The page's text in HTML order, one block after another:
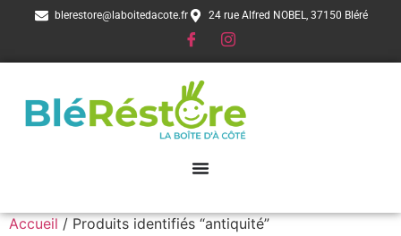
blerestore@laboitedacote.fr 24 rue Alfred NOBEL, 37150 Bléré
Accueil / Produits identifiés “antiquité”